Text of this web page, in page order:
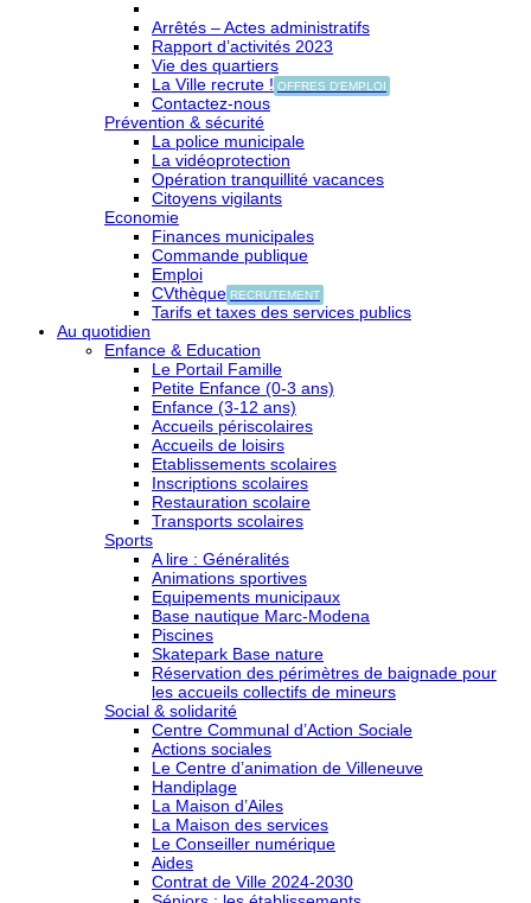
Arrêtés – Actes administratifs
Rapport d’activités 2023
Vie des quartiers
La Ville recrute ! OFFRES D'EMPLOI
Contactez-nous
Prévention & sécurité
La police municipale
La vidéoprotection
Opération tranquillité vacances
Citoyens vigilants
Economie
Finances municipales
Commande publique
Emploi
CVthèque RECRUTEMENT
Tarifs et taxes des services publics
Au quotidien
Enfance & Education
Le Portail Famille
Petite Enfance (0-3 ans)
Enfance (3-12 ans)
Accueils périscolaires
Accueils de loisirs
Etablissements scolaires
Inscriptions scolaires
Restauration scolaire
Transports scolaires
Sports
A lire : Généralités
Animations sportives
Equipements municipaux
Base nautique Marc-Modena
Piscines
Skatepark Base nature
Réservation des périmètres de baignade pour
les accueils collectifs de mineurs
Social & solidarité
Centre Communal d’Action Sociale
Actions sociales
Le Centre d’animation de Villeneuve
Handiplage
La Maison d’Ailes
La Maison des services
Le Conseiller numérique
Aides
Contrat de Ville 2024-2030